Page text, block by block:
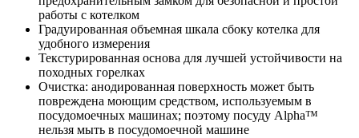
работы с котелком
Градуированная объемная шкала сбоку котелка для
удобного измерения
Текстурированная основа для лучшей устойчивости на
походных горелках
Очистка: анодированная поверхность может быть
повреждена моющим средством, используемым в
посудомоечных машинах; поэтому посуду Alpha™
нельзя мыть в посудомоечной машине